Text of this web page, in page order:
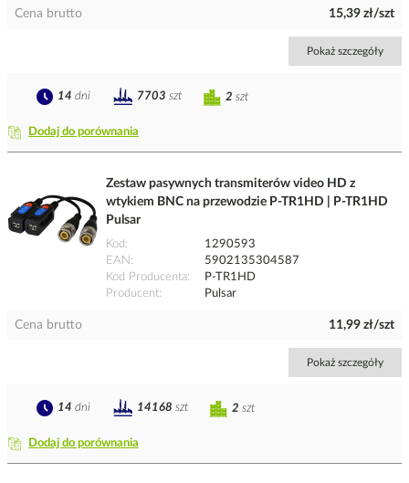
Cena brutto 15,39 zł/szt
Pokaż szczegóły
Dodaj do porównania
2 szt
14 dni 7703 szt
Zestaw pasywnych transmiterów video HD z
wtykiem BNC na przewodzie P-TR1HD | P-TR1HD
Pulsar
Kod
1290593
EAN
5902135304587
Kod Producenta
P-TR1HD
Producent
Pulsar
Cena brutto 11,99 zł/szt
Pokaż szczegóły
Dodaj do porównania
2 szt
14 dni 14168 szt